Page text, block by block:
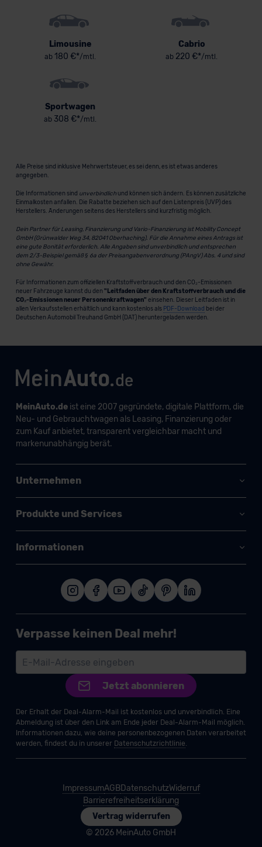
Limousine
ab 180 €*/mtl.
Cabrio
ab 220 €*/mtl.
Sportwagen
ab 308 €*/mtl.
Alle Preise sind inklusive Mehrwertsteuer, es sei denn, es ist etwas anderes
angegeben.
Die Informationen sind unverbindlichund können sich ändern. Es können zusätzliche
Einmalkosten anfallen. Die Rabatte beziehen sich auf den Listenpreis (UVP) des
Herstellers. Änderungen seitens des Herstellers sind kurzfristig möglich.
Dein Partner für Leasing, Finanzierung und Vario-Finanzierung ist Mobility Concept
GmbH (Grünwalder Weg 34, 82041 Oberhaching). Für die Annahme eines Antrags ist
eine gute Bonität erforderlich. Alle Angaben sind unverbindlich und entsprechen
dem 2/3-Beispiel gemäß § 6a der Preisangabenverordnung (PAngV) Abs. 4 und sind
ohne Gewähr.
Für Informationen zum offiziellen Kraftstoffverbrauch und den CO₂-Emissionen
neuer Fahrzeuge kannst du den "Leitfaden über den Kraftstoffverbrauch und die
CO₂-Emissionen neuer Personenkraftwagen" einsehen. Dieser Leitfaden ist in
allen Verkaufsstellen erhältlich und kann kostenlos als PDF-Download bei der
Deutschen Automobil Treuhand GmbH (DAT) heruntergeladen werden.
MeinAuto.deist eine 2007 gegründete, digitale Plattform, die
Neu- und Gebrauchtwagen als Leasing, Finanzierung oder
zum Kauf anbietet, transparent vergleichbar macht und
markenunabhängig berät.
Unternehmen
Produkte und Services
Informationen
Verpasse keinen Deal mehr!
Jetzt abonnieren
Der Erhalt der Deal-Alarm-Mail ist kostenlos und unverbindlich. Eine
Abmeldung ist über den Link am Ende jeder Deal-Alarm-Mail möglich.
Informationen dazu, wie deine personenbezogenen Daten verarbeitet
werden, findest du in unserer Datenschutzrichtlinie.
ImpressumAGBDatenschutzWiderruf
Barrierefreiheitserklärung
Vertrag widerrufen
© 2026 MeinAuto GmbH